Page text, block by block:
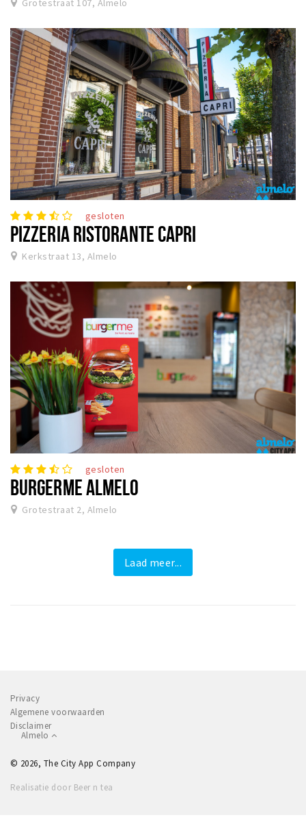
Grotestraat 107, Almelo
gesloten
PIZZERIA RISTORANTE CAPRI
Kerkstraat 13, Almelo
gesloten
BURGERME ALMELO
Grotestraat 2, Almelo
Laad meer...
Privacy
Algemene voorwaarden
Disclaimer
Almelo
© 2026, The City App Company
Realisatie door Beer n tea